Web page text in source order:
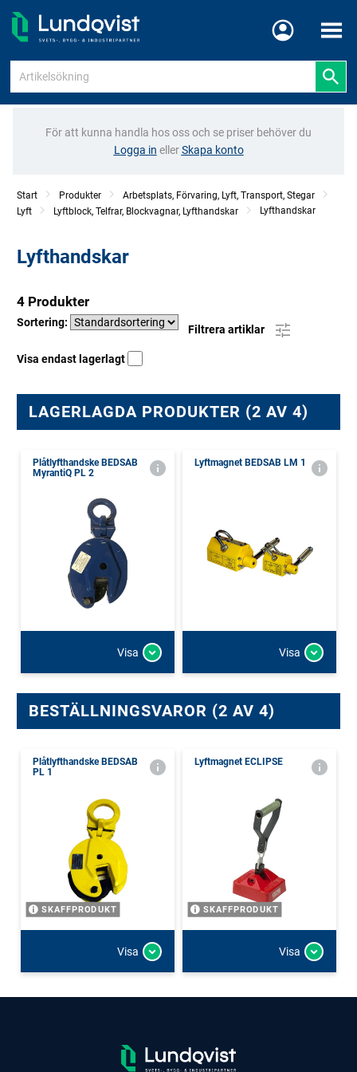
Meny
För att kunna handla hos oss och se priser behöver du
Logga in ellerSkapa konto
Start Produkter
Arbetsplats, Förvaring, Lyft, Transport, Stegar
Lyft
Lyftblock, Telfrar, Blockvagnar, Lyfthandskar Lyfthandskar
Lyfthandskar
4 Produkter
Sortering:
Filtrera artiklar
Visa endast lagerlagt
LAGERLAGDA PRODUKTER (2 AV 4)
Plåtlyfthandske BEDSAB
MyrantiQ PL 2
Visa
Lyftmagnet BEDSAB LM 1
Visa
BESTÄLLNINGSVAROR (2 AV 4)
Plåtlyfthandske BEDSAB
PL 1
SKAFFPRODUKT
Visa
Lyftmagnet ECLIPSE
SKAFFPRODUKT
Visa